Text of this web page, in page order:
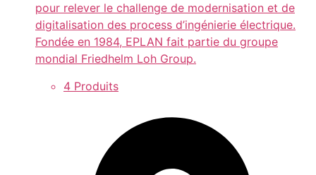
pour relever le challenge de modernisation et de
digitalisation des process d’ingénierie électrique.
Fondée en 1984, EPLAN fait partie du groupe
mondial Friedhelm Loh Group.
4 Produits